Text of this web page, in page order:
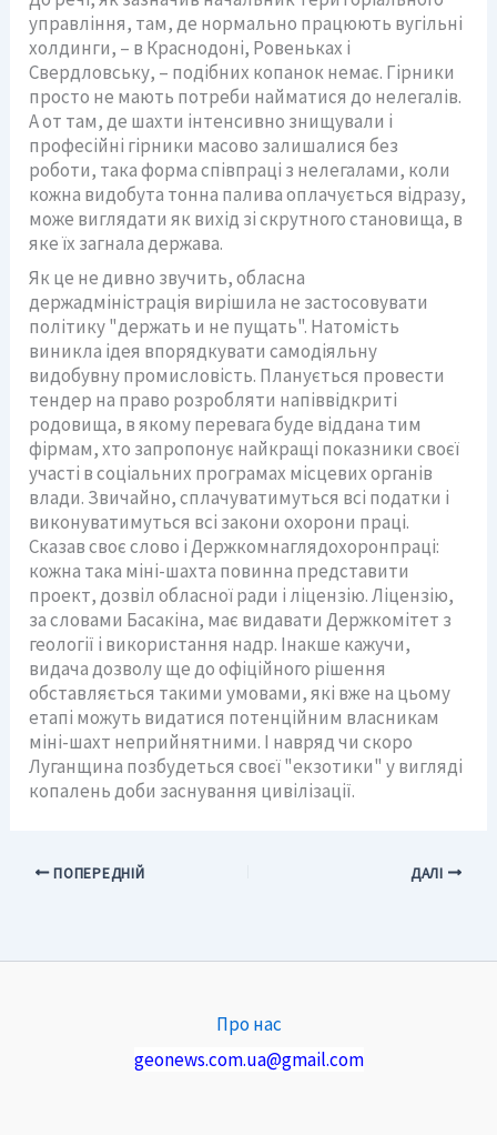
управління, там, де нормально працюють вугільні
холдинги, – в Краснодоні, Ровеньках і
Свердловську, – подібних копанок немає. Гірники
просто не мають потреби найматися до нелегалів.
А от там, де шахти інтенсивно знищували і
професійні гірники масово залишалися без
роботи, така форма співпраці з нелегалами, коли
кожна видобута тонна палива оплачується відразу,
може виглядати як вихід зі скрутного становища, в
яке їх загнала держава.
Як це не дивно звучить, обласна
держадміністрація вирішила не застосовувати
політику "держать и не пущать". Натомість
виникла ідея впорядкувати самодіяльну
видобувну промисловість. Планується провести
тендер на право розробляти напіввідкриті
родовища, в якому перевага буде віддана тим
фірмам, хто запропонує найкращі показники своєї
участі в соціальних програмах місцевих органів
влади. Звичайно, сплачуватимуться всі податки і
виконуватимуться всі закони охорони праці.
Сказав своє слово і Держкомнаглядохоронпраці:
кожна така міні-шахта повинна представити
проект, дозвіл обласної ради і ліцензію. Ліцензію,
за словами Басакіна, має видавати Держкомітет з
геології і використання надр. Інакше кажучи,
видача дозволу ще до офіційного рішення
обставляється такими умовами, які вже на цьому
етапі можуть видатися потенційним власникам
міні-шахт неприйнятними. І навряд чи скоро
Луганщина позбудеться своєї "екзотики" у вигляді
копалень доби заснування цивілізації.
ПОПЕРЕДНІЙ ДАЛІ
Про нас
geonews.com.ua@gmail.com